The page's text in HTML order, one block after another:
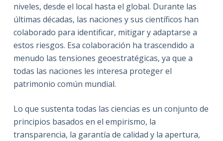
niveles, desde el local hasta el global. Durante las
últimas décadas, las naciones y sus científicos han
colaborado para identificar, mitigar y adaptarse a
estos riesgos. Esa colaboración ha trascendido a
menudo las tensiones geoestratégicas, ya que a
todas las naciones les interesa proteger el
patrimonio común mundial.
Lo que sustenta todas las ciencias es un conjunto de
principios basados en el empirismo, la
transparencia, la garantía de calidad y la apertura,